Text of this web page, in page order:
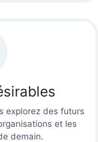
explorez des futurs
et les
demain.